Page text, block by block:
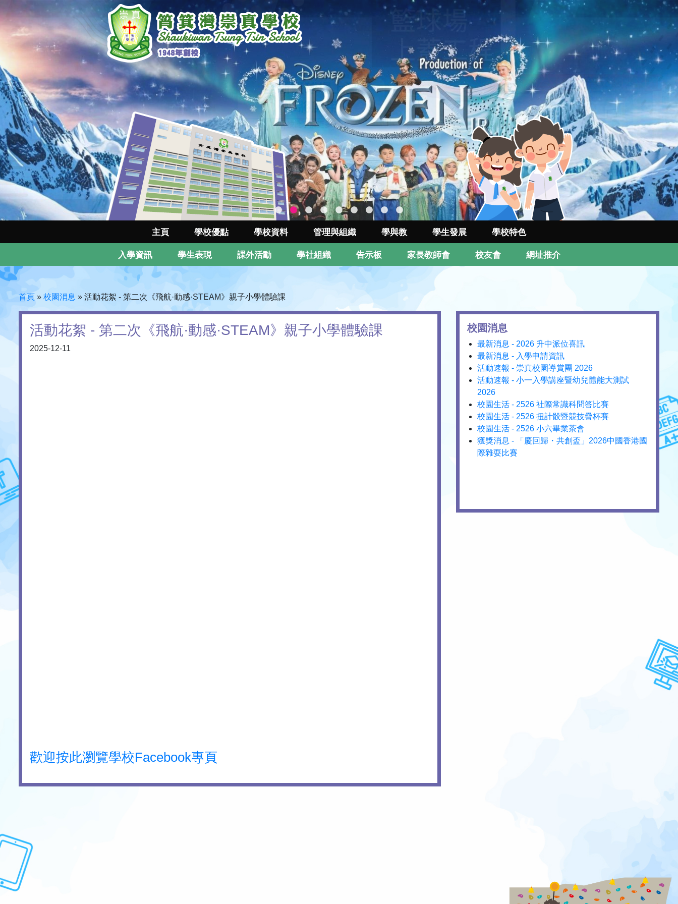
主頁 學校優點 學校資料 管理與組織 學與教 學生發展 學校特色
入學資訊 學生表現 課外活動 學社組織 告示板 家長教師會 校友會 網址推介
首頁 » 校園消息 » 活動花絮 - 第二次《飛航·動感·STEAM》親子小學體驗課
活動花絮 - 第二次《飛航·動感·STEAM》親子小學體驗課
2025-12-11
歡迎按此瀏覽學校Facebook專頁
校園消息
最新消息 - 2026 升中派位喜訊
最新消息 - 入學申請資訊
活動速報 - 崇真校園導賞團 2026
活動速報 - 小一入學講座暨幼兒體能大測試
2026
校園生活 - 2526 社際常識科問答比賽
校園生活 - 2526 扭計骰暨競技疊杯賽
校園生活 - 2526 小六畢業茶會
獲獎消息 - 「慶回歸・共創盃」2026中國香港國
際雜耍比賽